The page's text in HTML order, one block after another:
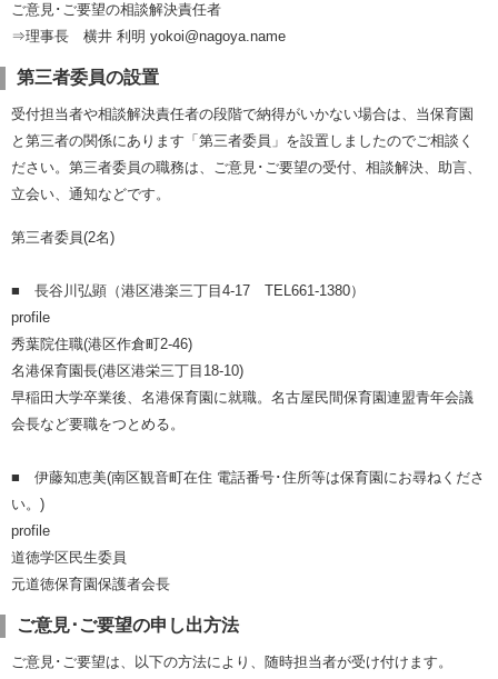
ご意見･ご要望の相談解決責任者
⇒理事長 横井 利明 yokoi@nagoya.name
第三者委員の設置
受付担当者や相談解決責任者の段階で納得がいかない場合は、当保育園
と第三者の関係にあります「第三者委員」を設置しましたのでご相談く
ださい。第三者委員の職務は、ご意見･ご要望の受付、相談解決、助言、
立会い、通知などです。
第三者委員(2名)
■ 長谷川弘顕（港区港楽三丁目4-17 TEL661-1380）
profile
秀葉院住職(港区作倉町2-46)
名港保育園長(港区港栄三丁目18-10)
早稲田大学卒業後、名港保育園に就職。名古屋民間保育園連盟青年会議
会長など要職をつとめる。
■ 伊藤知恵美(南区観音町在住 電話番号･住所等は保育園にお尋ねくださ
い。)
profile
道徳学区民生委員
元道徳保育園保護者会長
ご意見･ご要望の申し出方法
ご意見･ご要望は、以下の方法により、随時担当者が受け付けます。